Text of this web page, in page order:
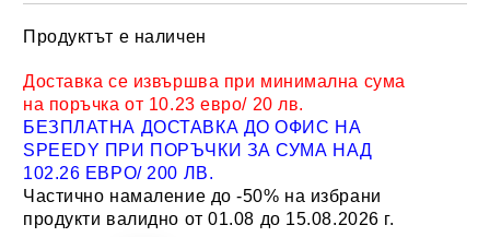
Продуктът е наличен
Доставка се извършва при минимална сума
на поръчка от 10.23 евро/ 20 лв.
БЕЗПЛАТНА ДОСТАВКА ДО ОФИС НА
SPEEDY ПРИ ПОРЪЧКИ ЗА СУМА НАД
102.26 ЕВРО/ 200 ЛВ.
Частично намаление до -50% на избрани
продукти валидно от 01.08 до 15.08.2026 г.